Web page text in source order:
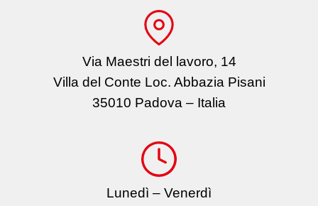
Via Maestri del lavoro, 14
Villa del Conte Loc. Abbazia Pisani
35010 Padova – Italia
Lunedì – Venerdì